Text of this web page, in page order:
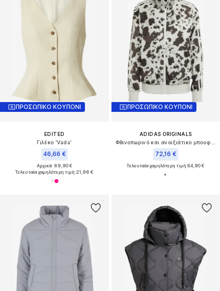
ΠΡΟΣΩΠΙΚΟ ΚΟΥΠΟΝΙ
EDITED
Γιλέκο 'Vada'
46,66 €
Αρχικά: 69,90 €
Τελευταία χαμηλότερη τιμή:21,96 €
ΠΡΟΣΩΠΙΚΟ ΚΟΥΠΟΝΙ
ADIDAS ORIGINALS
72,16 €
Τελευταία χαμηλότερη τιμή:84,90 €